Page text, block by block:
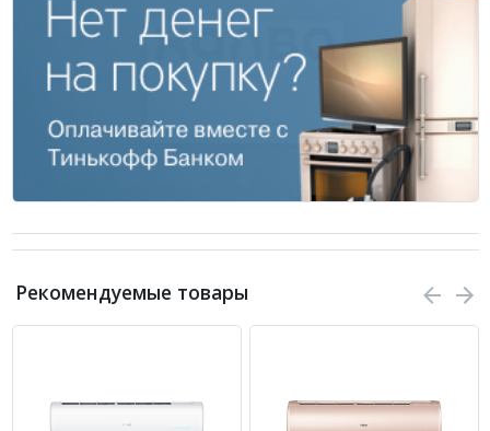
Рекомендуемые товары